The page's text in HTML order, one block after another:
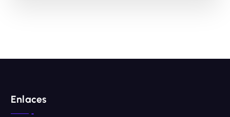
Enlaces